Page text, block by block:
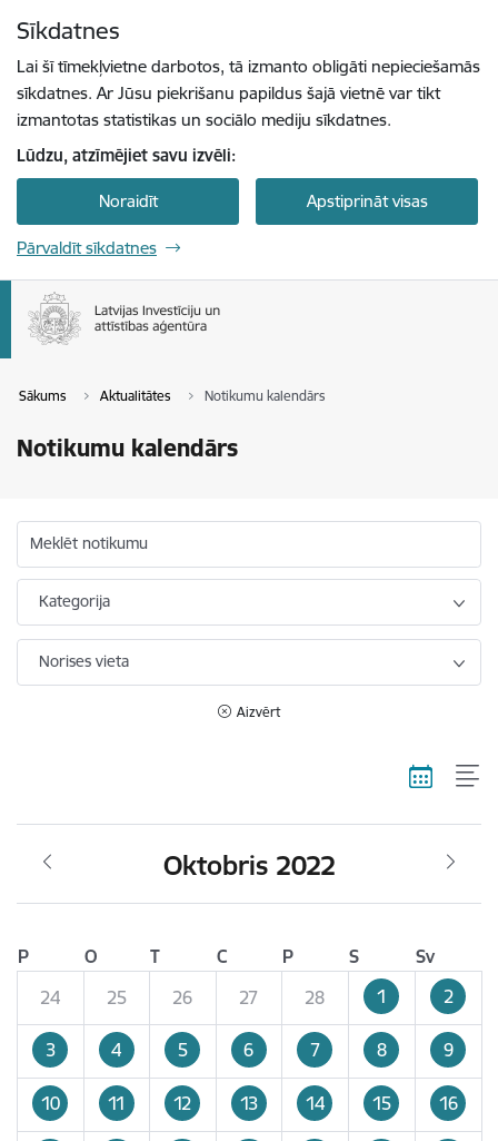
Sīkdatnes
Lai šī tīmekļvietne darbotos, tā izmanto obligāti nepieciešamās
sīkdatnes. Ar Jūsu piekrišanu papildus šajā vietnē var tikt
izmantotas statistikas un sociālo mediju sīkdatnes.
Lūdzu, atzīmējiet savu izvēli:
Noraidīt Apstiprināt visas
Pārvaldīt sīkdatnes
Sākums Aktualitātes Notikumu kalendārs
Notikumu kalendārs
Meklēt notikumu
Kategorija
Norises vieta
Aizvērt
Oktobris 2022
P O T C P S
Sv
24
25 26 27 28 1 2
3 4 5 6 7 8 9
10 11 12 13 14 15 16